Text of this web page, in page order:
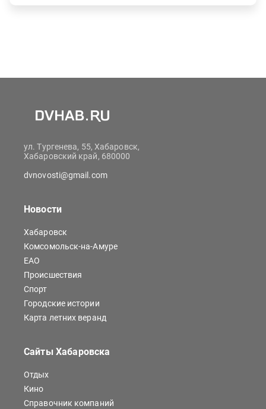
ул. Тургенева, 55, Хабаровск,
Хабаровский край, 680000
dvnovosti@gmail.com
Новости
Хабаровск
Комсомольск-на-Амуре
ЕАО
Происшествия
Спорт
Городские истории
Карта летних веранд
Сайты Хабаровска
Отдых
Кино
Справочник компаний